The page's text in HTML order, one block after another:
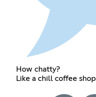
How chatty?
Like a chill coffee shop